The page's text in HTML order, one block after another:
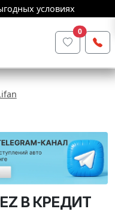
условиях
0
В КРЕДИТ